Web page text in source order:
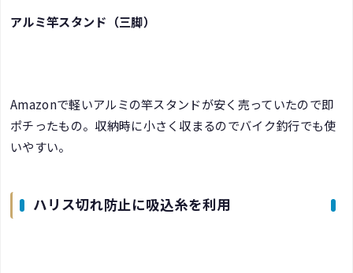
アルミ竿スタンド（三脚）
Amazonで軽いアルミの竿スタンドが安く売っていたので即
ポチったもの。収納時に小さく収まるのでバイク釣行でも使
いやすい。
ハリス切れ防止に吸込糸を利用